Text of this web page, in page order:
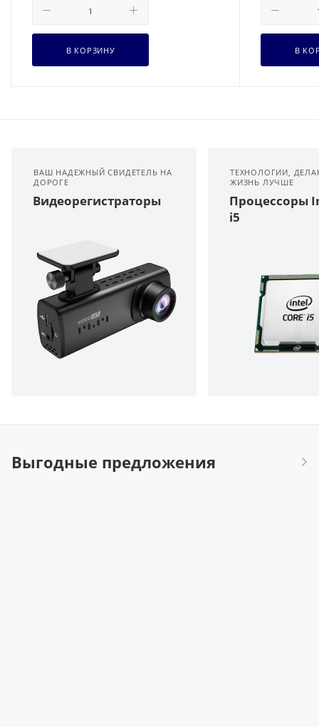
В КОРЗИНУ В
ВАШ НАДЕЖНЫЙ СВИДЕТЕЛЬ НА
ДОРОГЕ
Видеорегистраторы
ТЕХНОЛОГИИ,
ЖИЗНЬ ЛУЧШЕ
Процессоры
i5
Выгодные предложения